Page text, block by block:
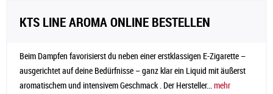
KTS LINE AROMA ONLINE BESTELLEN
Beim Dampfen favorisierst du neben einer erstklassigen E-Zigarette –
ausgerichtet auf deine Bedürfnisse – ganz klar ein Liquid mit äußerst
aromatischem und intensivem Geschmack . Der Hersteller... mehr